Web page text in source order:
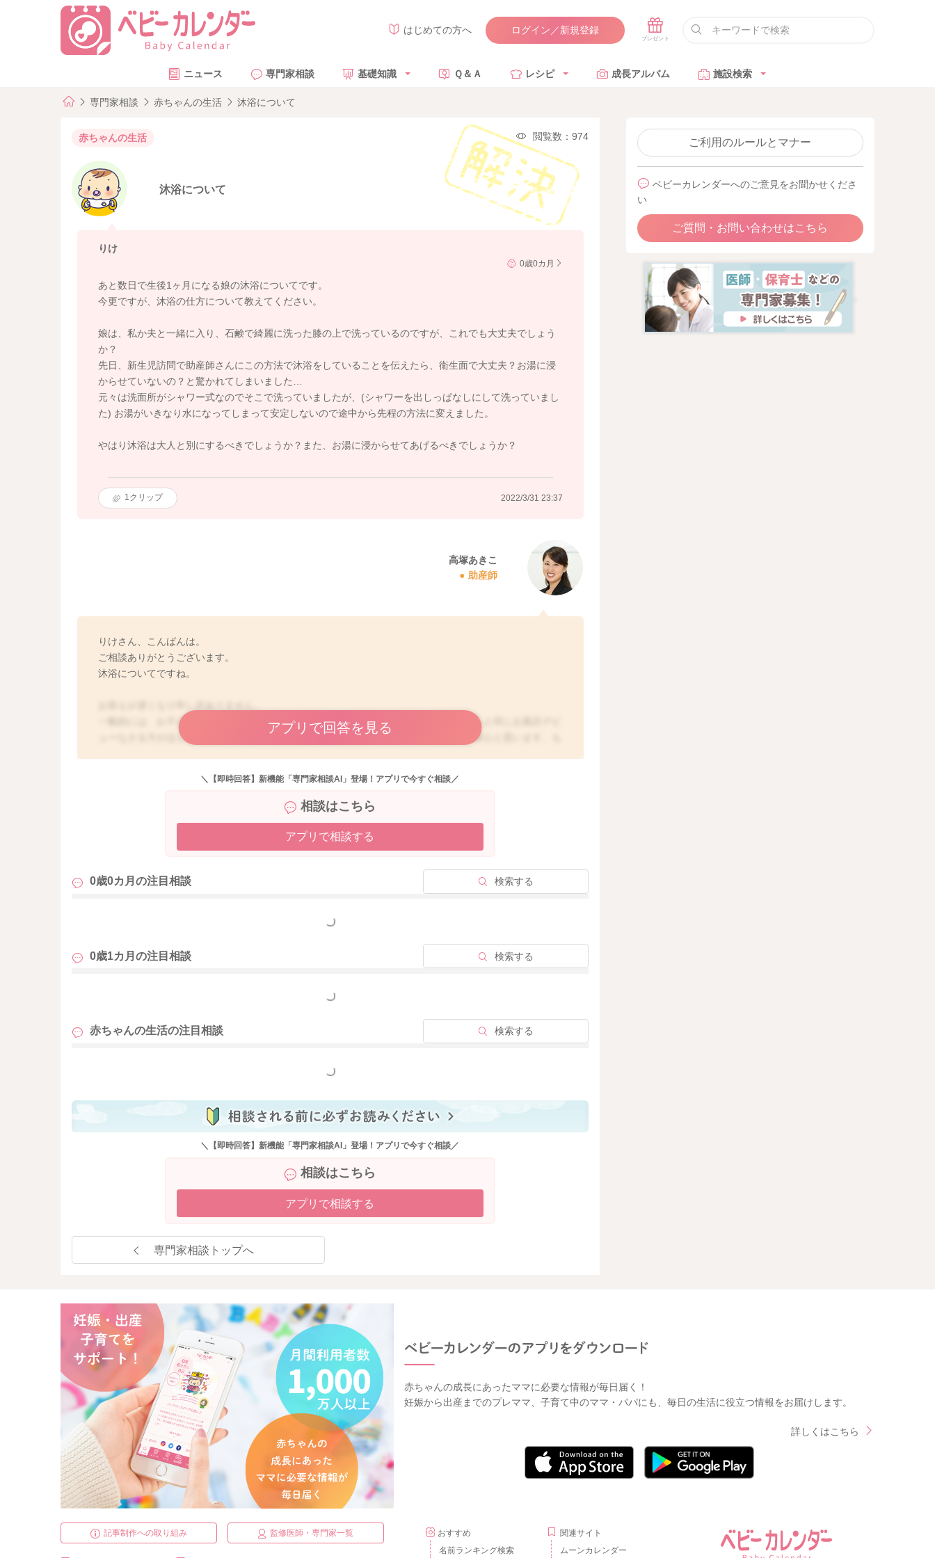
はじめての方へ ログイン／新規登録
ニュース 専門家相談 基礎知識 Ｑ＆Ａ レシピ 成長アルバム 施設検索
専門家相談 赤ちゃんの生活 沐浴について
赤ちゃんの生活 閲覧数：974
沐浴について
りけ
0歳0カ月
あと数日で生後1ヶ月になる娘の沐浴についてです。
今更ですが、沐浴の仕方について教えてください。
娘は、私か夫と一緒に入り、石鹸で綺麗に洗った膝の上で洗っているのですが、これでも大丈夫でしょう
か？
先日、新生児訪問で助産師さんにこの方法で沐浴をしていることを伝えたら、衛生面で大丈夫？お湯に浸
からせていないの？と驚かれてしまいました…
元々は洗面所がシャワー式なのでそこで洗っていましたが、(シャワーを出しっぱなしにして洗っていまし
た) お湯がいきなり水になってしまって安定しないので途中から先程の方法に変えました。
やはり沐浴は大人と別にするべきでしょうか？また、お湯に浸からせてあげるべきでしょうか？
1クリップ 2022/3/31 23:37
高塚あきこ
助産師
りけさん、こんばんは。
ご相談ありがとうございます。
沐浴についてですね。
一般的には、お子さんの1ヶ月健診で、お子さんの発達に問題がないと言われれば、大人と同じお風呂デビ
ューなさる方がほとんどと思います。やはり1ヶ月健診までは沐浴をしていただく方が安心と思います。も
安心と思います。また、シャワーだけですと、身体が冷えてしまうことが多いですし、体温調整機能が未
熟な時期のお子さんですので、できれば沐浴槽にお湯を張っていただいて、沐浴させてあげた方が望まし
アプリで回答を見る
2022/4/4 5:38
＼【即時回答】新機能「専門家相談AI」登場！アプリで今すぐ相談／
相談はこちら
アプリで相談する
0歳0カ月の注目相談 検索する
もっと見る
0歳1カ月の注目相談 検索する
もっと見る
赤ちゃんの生活の注目相談 検索する
もっと見る
＼【即時回答】新機能「専門家相談AI」登場！アプリで今すぐ相談／
相談はこちら
アプリで相談する
専門家相談トップへ
ご利用のルールとマナー
ベビーカレンダーへのご意見をお聞かせくださ
い
ご質問・お問い合わせはこちら
赤ちゃんの成長にあったママに必要な情報が毎日届く！
妊娠から出産までのプレママ、子育て中のママ・パパにも、毎日の生活に役立つ情報をお届けします。
詳しくはこちら
記事制作への取り組み 監修医師・専門家一覧
おすすめ
名前ランキング検索
関連サイト
ムーンカレンダー